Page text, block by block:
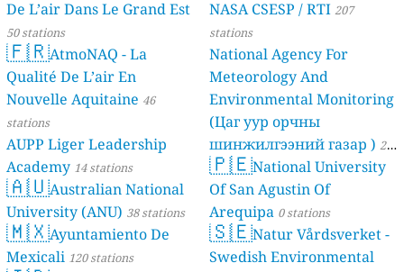
De L’air Dans Le Grand Est
50 stations
🇫🇷AtmoNAQ - La
Qualité De L’air En
Nouvelle Aquitaine 46
stations
AUPP Liger Leadership
Academy 14 stations
🇦🇺Australian National
University (ANU) 38 stations
🇲🇽Ayuntamiento De
Mexicali 120 stations
NASA CSESP / RTI 207
stations
National Agency For
Meteorology And
Environmental Monitoring
(Цаг уур орчны
шинжилгээний газар ) 21
stations
🇵🇪National University
Of San Agustin Of
Arequipa 0 stations
🇸🇪Natur Vårdsverket -
Swedish Environmental